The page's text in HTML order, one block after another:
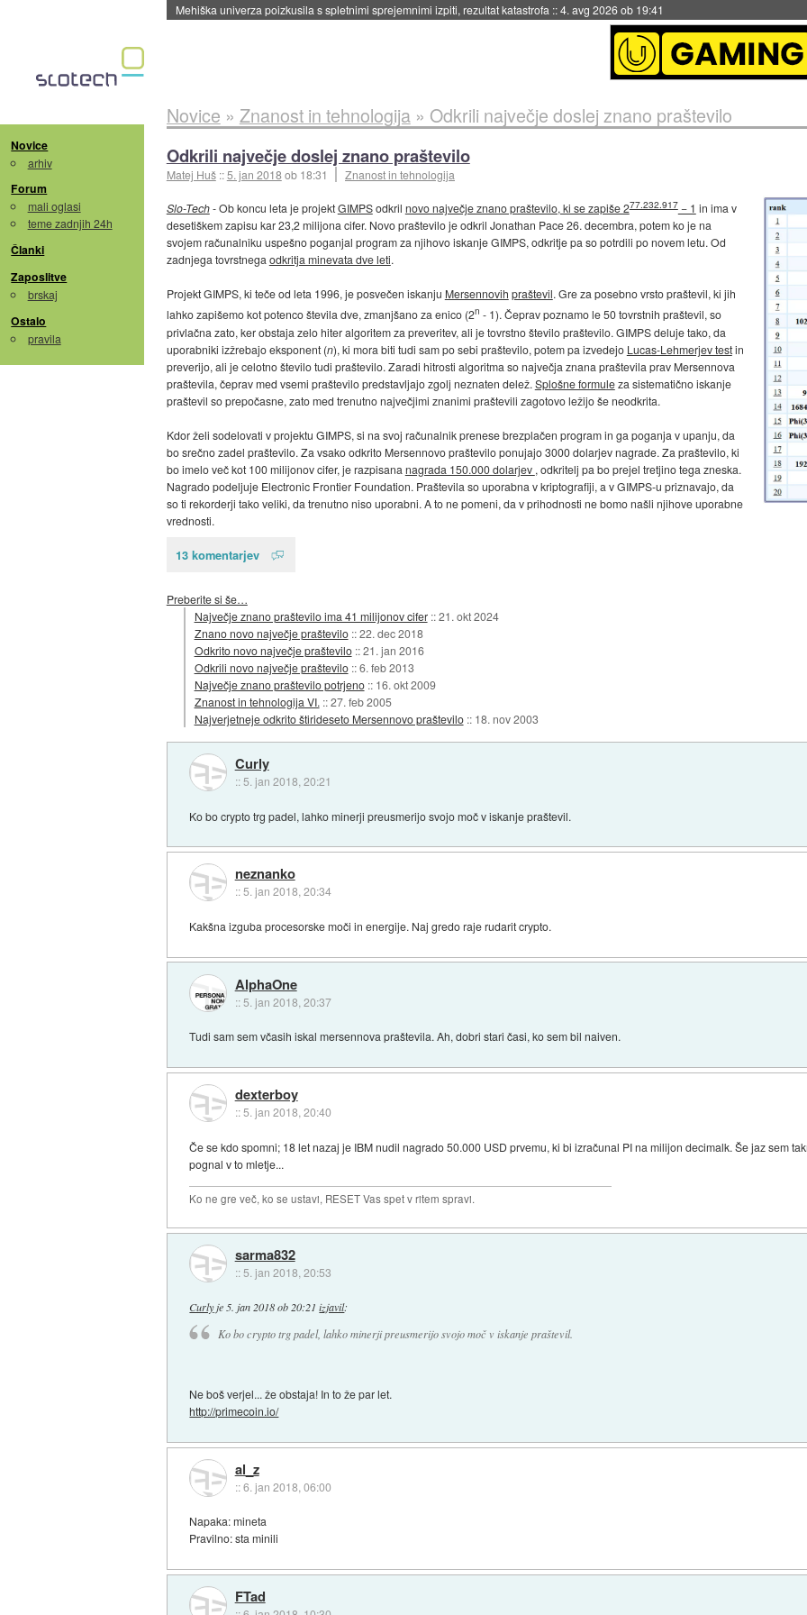
Mehiška univerza poizkusila s spletnimi sprejemnimi izpiti, rezultat katastrofa ::4. avg 2026 ob 19:41
Novice
arhiv
Forum
mali oglasi
teme zadnjih 24h
Članki
Zaposlitve
brskaj
Ostalo
pravila
Novice » Znanost in tehnologija» Odkrili največje doslej znano praštevilo
Odkrili največje doslej znano praštevilo
Matej Huš ::5. jan 2018ob 18:31 Znanost in tehnologija
Slo-Tech- Ob koncu leta je projektGIMPSodkril novo največje znano praštevilo, ki se zapiše 277.232.917− 1 in ima v
desetiškem zapisu kar 23,2 milijona cifer. Novo praštevilo je odkril Jonathan Pace 26. decembra, potem ko je na
svojem računalniku uspešno poganjal program za njihovo iskanje GIMPS, odkritje pa so potrdili po novem letu. Od
zadnjega tovrstnegaodkritja minevata dve leti.
Projekt GIMPS, ki teče od leta 1996, je posvečen iskanju Mersennovih praštevil. Gre za posebno vrsto praštevil, ki jih
lahko zapišemo kot potenco števila dve, zmanjšano za enico (2n - 1). Čeprav poznamo le 50 tovrstnih praštevil, so
privlačna zato, ker obstaja zelo hiter algoritem za preveritev, ali je tovrstno število praštevilo. GIMPS deluje tako, da
uporabniki izžrebajo eksponent (n), ki mora biti tudi sam po sebi praštevilo, potem pa izvedejo Lucas-Lehmerjev testin
preverijo, ali je celotno število tudi praštevilo. Zaradi hitrosti algoritma so največja znana praštevila prav Mersennova
praštevila, čeprav med vsemi praštevilo predstavljajo zgolj neznaten delež. Splošne formuleza sistematično iskanje
praštevil so prepočasne, zato med trenutno največjimi znanimi praštevili zagotovo ležijo še neodkrita.
Kdor želi sodelovati v projektu GIMPS, si na svoj računalnik prenese brezplačen program in ga poganja v upanju, da
bo srečno zadel praštevilo. Za vsako odkrito Mersennovo praštevilo ponujajo 3000 dolarjev nagrade. Za praštevilo, ki
bo imelo več kot 100 milijonov cifer, je razpisana nagrada 150.000 dolarjev , odkritelj pa bo prejel tretjino tega zneska.
Nagrado podeljuje Electronic Frontier Foundation. Praštevila so uporabna v kriptografiji, a v GIMPS-u priznavajo, da
so ti rekorderji tako veliki, da trenutno niso uporabni. A to ne pomeni, da v prihodnosti ne bomo našli njihove uporabne
vrednosti.
13 komentarjev
Preberite si še…
Največje znano praštevilo ima 41 milijonov cifer ::21. okt 2024
Znano novo največje praštevilo ::22. dec 2018
Odkrito novo največje praštevilo ::21. jan 2016
Odkrili novo največje praštevilo ::6. feb 2013
Največje znano praštevilo potrjeno :: 16. okt 2009
Znanost in tehnologija VI. ::27. feb 2005
Najverjetneje odkrito štirideseto Mersennovo praštevilo :: 18. nov 2003
Curly
:: 5. jan 2018, 20:21
Ko bo crypto trg padel, lahko minerji preusmerijo svojo moč v iskanje praštevil.
neznanko
::5. jan 2018, 20:34
Kakšna izguba procesorske moči in energije. Naj gredo raje rudarit crypto.
AlphaOne
:: 5. jan 2018, 20:37
Tudi sam sem včasih iskal mersennova praštevila. Ah, dobri stari časi, ko sem bil naiven.
dexterboy
::5. jan 2018, 20:40
Če se kdo spomni; 18 let nazaj je IBM nudil nagrado 50.000 USD prvemu, ki bi izračunal PI na milijon decimalk. Še jaz sem
pognal v to mletje...
Ko ne gre več, ko se ustavi, RESET Vas spet v ritem spravi.
sarma832
:: 5. jan 2018, 20:53
Curlyje 5. jan 2018 ob 20:21 izjavil:
Ko bo crypto trg padel, lahko minerji preusmerijo svojo moč v iskanje praštevil.
Ne boš verjel... že obstaja! In to že par let.
http://primecoin.io/
al_z
::6. jan 2018, 06:00
Napaka: mineta
Pravilno: sta minili
FTad